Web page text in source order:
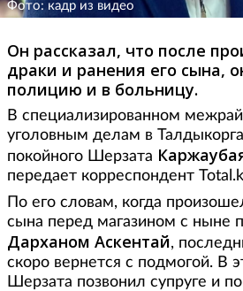
Фото: кадр из видео
Он рассказал, что после
драки и ранения его сына,
полицию и в больницу.
В специализированном
уголовным делам в
покойного Шерзата
передает корреспондент
По его словам, когда
сына перед магазином с ныне
Дарханом Аскентай,
скоро вернется с подмогой. В
Шерзата позвонил супруге и